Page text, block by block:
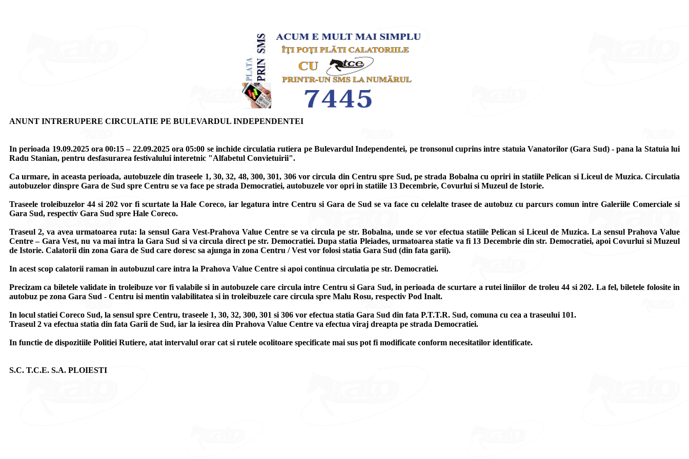
ANUNT INTRERUPERE CIRCULATIE PE BULEVARDUL INDEPENDENTEI
In perioada 19.09.2025 ora 00:15 – 22.09.2025 ora 05:00 se inchide circulatia rutiera pe Bulevardul Independentei, pe tronsonul cuprins intre statuia Vanatorilor (Gara Sud) - pana la Statuia lui
Radu Stanian, pentru desfasurarea festivalului interetnic "Alfabetul Convietuirii".
Ca urmare, in aceasta perioada, autobuzele din traseele 1, 30, 32, 48, 300, 301, 306 vor circula din Centru spre Sud, pe strada Bobalna cu opriri in statiile Pelican si Liceul de Muzica. Circulatia
autobuzelor dinspre Gara de Sud spre Centru se va face pe strada Democratiei, autobuzele vor opri in statiile 13 Decembrie, Covurlui si Muzeul de Istorie.
Traseele troleibuzelor 44 si 202 vor fi scurtate la Hale Coreco, iar legatura intre Centru si Gara de Sud se va face cu celelalte trasee de autobuz cu parcurs comun intre Galeriile Comerciale si
Gara Sud, respectiv Gara Sud spre Hale Coreco.
Traseul 2, va avea urmatoarea ruta: la sensul Gara Vest-Prahova Value Centre se va circula pe str. Bobalna, unde se vor efectua statiile Pelican si Liceul de Muzica. La sensul Prahova Value
Centre – Gara Vest, nu va mai intra la Gara Sud si va circula direct pe str. Democratiei. Dupa statia Pleiades, urmatoarea statie va fi 13 Decembrie din str. Democratiei, apoi Covurlui si Muzeul
de Istorie. Calatorii din zona Gara de Sud care doresc sa ajunga in zona Centru / Vest vor folosi statia Gara Sud (din fata garii).
In acest scop calatorii raman in autobuzul care intra la Prahova Value Centre si apoi continua circulatia pe str. Democratiei.
Precizam ca biletele validate in troleibuze vor fi valabile si in autobuzele care circula intre Centru si Gara Sud, in perioada de scurtare a rutei liniilor de troleu 44 si 202. La fel, biletele folosite in
autobuz pe zona Gara Sud - Centru isi mentin valabilitatea si in troleibuzele care circula spre Malu Rosu, respectiv Pod Inalt.
In locul statiei Coreco Sud, la sensul spre Centru, traseele 1, 30, 32, 300, 301 si 306 vor efectua statia Gara Sud din fata P.T.T.R. Sud, comuna cu cea a traseului 101.
Traseul 2 va efectua statia din fata Garii de Sud, iar la iesirea din Prahova Value Centre va efectua viraj dreapta pe strada Democratiei.
In functie de dispozitiile Politiei Rutiere, atat intervalul orar cat si rutele ocolitoare specificate mai sus pot fi modificate conform necesitatilor identificate.
S.C. T.C.E. S.A. PLOIESTI